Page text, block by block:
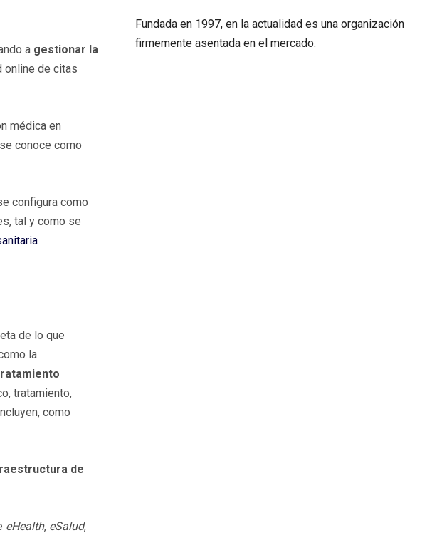
a gestionar la
online de citas
médica en
conoce como
configura como
tal y como se
de lo que
la
tratamiento,
como
de
eHealth, eSalud,
Fundada en 1997, en la actualidad es una organización
firmemente asentada en el mercado.